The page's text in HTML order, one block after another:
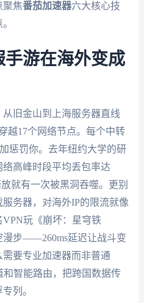
聚焦番茄加速器六大核心技
手游在海外变成
旧金山到上海服务器直线
越17个网络节点。每个中转
惩罚你。去年纽约大学的研
高峰时段平均丢包率达
就有一次被黑洞吞噬。更别
务器，对海外IP的限流就像
玩《崩坏：星穹铁
漫步——260ms延迟让战斗变
要专业加速器而非普通
智能路由，把跨国数据传
列。